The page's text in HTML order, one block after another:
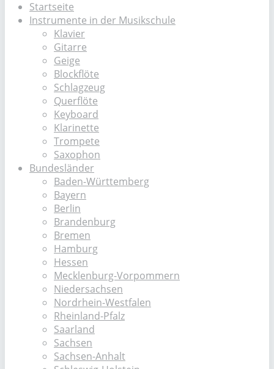
Startseite
Instrumente in der Musikschule
Klavier
Gitarre
Geige
Blockflöte
Schlagzeug
Querflöte
Keyboard
Klarinette
Trompete
Saxophon
Bundesländer
Baden-Württemberg
Bayern
Berlin
Brandenburg
Bremen
Hamburg
Hessen
Mecklenburg-Vorpommern
Niedersachsen
Nordrhein-Westfalen
Rheinland-Pfalz
Saarland
Sachsen
Sachsen-Anhalt